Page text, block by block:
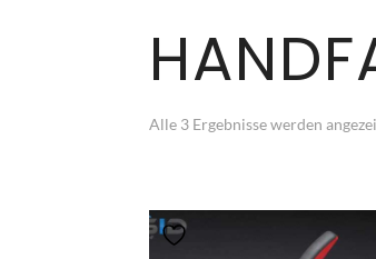
Alle 3 Ergebnisse werden